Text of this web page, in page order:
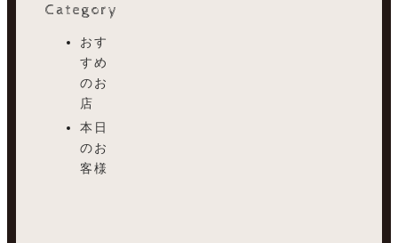
Category
おす
すめ
のお
店
本日
のお
客様